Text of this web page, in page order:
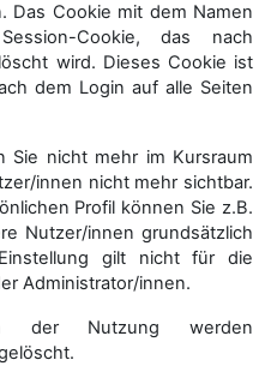
Das Cookie mit dem Namen
Cookie, das nach
wird. Dieses Cookie ist
dem Login auf alle Seiten
Sie nicht mehr im Kursraum
innen nicht mehr sichtbar.
Profil können Sie z.B.
Nutzer/innen grundsätzlich
gilt nicht für die
Administrator/innen.
der Nutzung werden